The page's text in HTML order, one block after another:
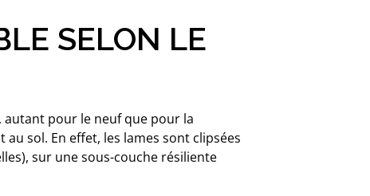
SELON LE
autant pour le neuf que pour la
sol. En effet, les lames sont clipsées
sur une sous-couche résiliente